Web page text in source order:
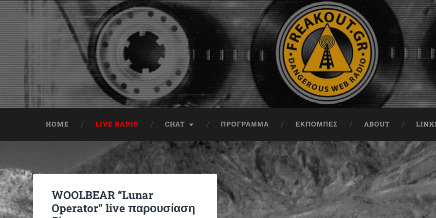
HOME LIVE RADIO CHAT ΠΡΟΓΡΑΜΜΑ ΕΚΠΟΜΠΈΣ ABOUT
WOOLBEAR “Lunar
Operator” live παρουσίαση